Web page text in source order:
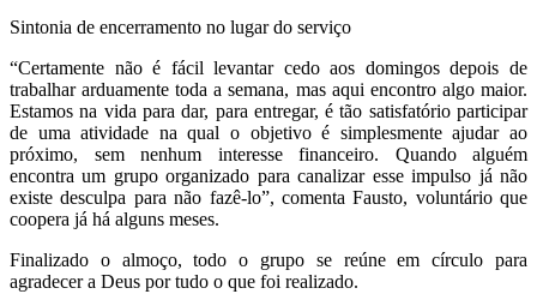
Sintonia de encerramento no lugar do serviço
“Certamente não é fácil levantar cedo aos domingos depois de
trabalhar arduamente toda a semana, mas aqui encontro algo maior.
Estamos na vida para dar, para entregar, é tão satisfatório participar
de uma atividade na qual o objetivo é simplesmente ajudar ao
próximo, sem nenhum interesse financeiro. Quando alguém
encontra um grupo organizado para canalizar esse impulso já não
existe desculpa para não fazê-lo”, comenta Fausto, voluntário que
coopera já há alguns meses.
Finalizado o almoço, todo o grupo se reúne em círculo para
agradecer a Deus por tudo o que foi realizado.